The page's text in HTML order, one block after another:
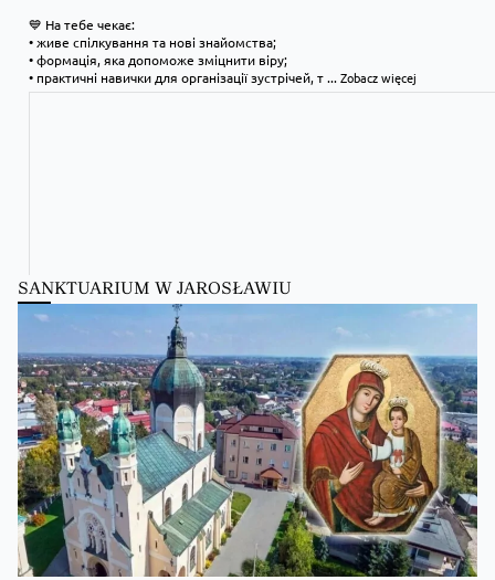
💙 На тебе чекає:
• живе спілкування та нові знайомства;
• формація, яка допоможе зміцнити віру;
• практичні навички для організації зустрічей, т...Zobacz więcej
Kościół Greckokatolicki
1 day ago
Школи Християнського Аніматора (ШХА)
✨ Хочеш не просто проводити час, а зростати у вірі, відкривати свої
Запрошуємо тебе до Школи Християнського Аніматора (ШХА) — місця,
Більше на сайті...
SANKTUARIUM W JAROSŁAWIU